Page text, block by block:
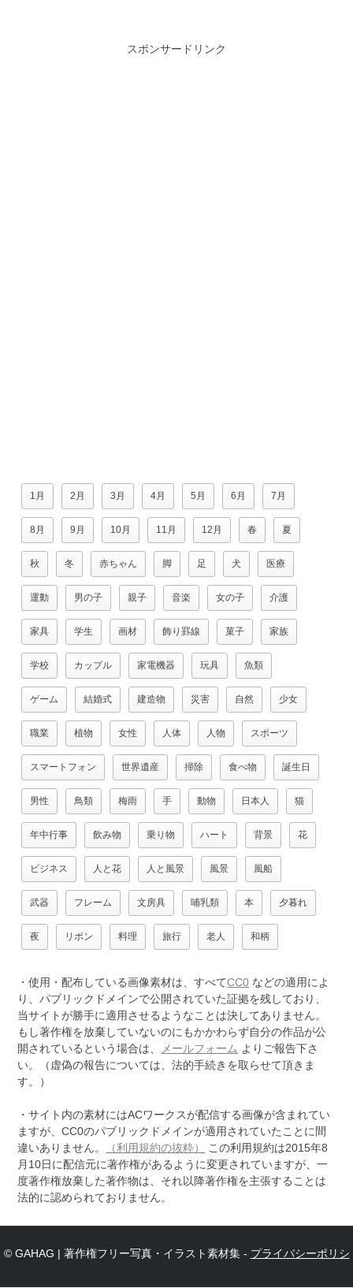
スポンサードリンク
1月 2月 3月 4月 5月 6月 7月
8月 9月 10月 11月 12月 春 夏
秋 冬 赤ちゃん 脚 足 犬 医療
運動 男の子 親子 音楽 女の子 介護
家具 学生 画材 飾り罫線 菓子 家族
学校 カップル 家電機器 玩具 魚類
ゲーム 結婚式 建造物 災害 自然 少女
職業 植物 女性 人体 人物 スポーツ
スマートフォン 世界遺産 掃除 食べ物 誕生日
男性 鳥類 梅雨 手 動物 日本人 猫
年中行事 飲み物 乗り物 ハート 背景 花
ビジネス 人と花 人と風景 風景 風船
武器 フレーム 文房具 哺乳類 本 夕暮れ
夜 リボン 料理 旅行 老人 和柄
・使用・配布している画像素材は、すべてCC0 などの適用によ
り、パブリックドメインで公開されていた証拠を残しており、
当サイトが勝手に適用させるようなことは決してありません。
もし著作権を放棄していないのにもかかわらず自分の作品が公
開されているという場合は、
メールフォーム よりご報告下さ
い。（虚偽の報告については、法的手続きを取らせて頂きま
す。）
・サイト内の素材にはACワークスが配信する画像が含まれてい
ますが、CC0のパブリックドメインが適用されていたことに間
違いありません。
（利用規約の抜粋）
この利用規約は2015年8
月10日に配信元に著作権があるように変更されていますが、一
度著作権放棄した著作物は、それ以降著作権を主張することは
法的に認められておりません。
© GAHAG | 著作権フリー写真・イラスト素材集 - プライバシーポリシ